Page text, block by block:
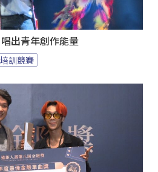
出青年創作能量
訓競賽